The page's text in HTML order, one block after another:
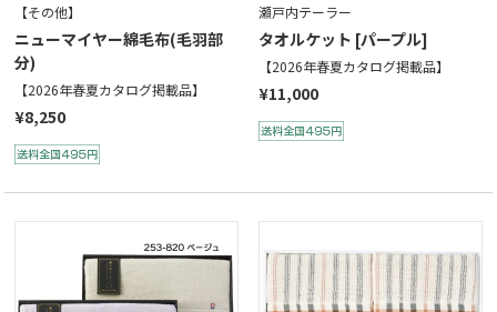
【その他】
ニューマイヤー綿毛布(毛羽部
分)
【2026年春夏カタログ掲載品】
¥8,250
瀬戸内テーラー
タオルケット [パープル]
【2026年春夏カタログ掲載品】
¥11,000